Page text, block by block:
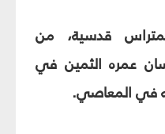
قدسية، من
عمره الثمين في
في المعاصي.